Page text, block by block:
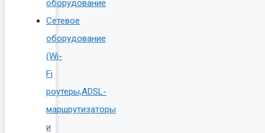
оборудование
Сетевое
оборудование
(Wi-
Fi
роутеры,ADSL-
маршрутизаторы
и